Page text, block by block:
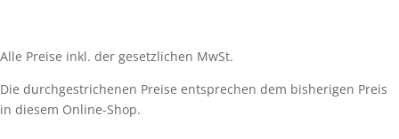
Alle Preise inkl. der gesetzlichen MwSt.
Die durchgestrichenen Preise entsprechen dem bisherigen Preis
in diesem Online-Shop.